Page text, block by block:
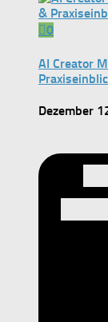
0
AI Creator
Dezember